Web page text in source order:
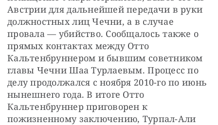
Австрии для дальнейшей передачи в руки
должностных лиц Чечни, а в случае
провала — убийство. Сообщалось также о
прямых контактах между Отто
Кальтенбруннером и бывшим советником
главы Чечни Шаа Турлаевым. Процесс по
делу продолжался с ноября 2010-го по июнь
нынешнего года. В итоге Отто
Кальтенбруннер приговорен к
пожизненному заключению, Турпал-Али